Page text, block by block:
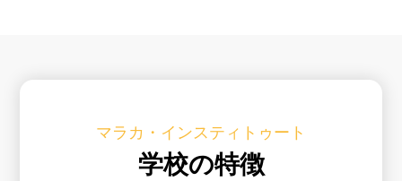
マラカ・インスティトゥート
学校の特徴